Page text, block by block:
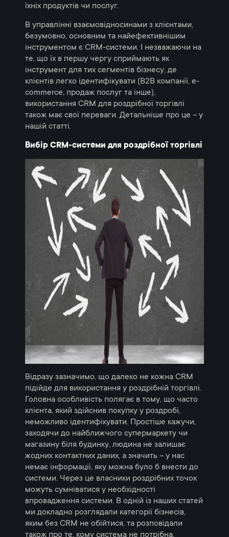
їхніх продуктів чи послуг.
В управлінні взаємовідносинами з клієнтами,
безумовно, основним та найефективнішим
інструментом є CRM-системи. І незважаючи на
те, що їх в першу чергу сприймають як
інструмент для тих сегментів бізнесу, де
клієнтів легко ідентифікувати (B2B компанії, e-
commerce, продаж послуг та інше),
використання CRM для роздрібної торгівлі
також має свої переваги. Детальніше про це – у
нашій статті.
Вибір CRM-системи для роздрібної торгівлі
Відразу зазначимо, що далеко не кожна CRM
підійде для використання у роздрібній торгівлі.
Головна особливість полягає в тому, що часто
клієнта, який здійснив покупку у роздробі,
неможливо ідентифікувати. Простіше кажучи,
заходячи до найближчого супермаркету чи
магазину біля будинку, людина не залишає
жодних контактних даних, а значить – у нас
немає інформації, яку можна було б внести до
системи. Через це власники роздрібних точок
можуть сумніватися у необхідності
впровадження системи. В одній із наших статей
ми докладно розглядали категорії бізнесів,
яким без CRM не обійтися, та розповідали
також про те, кому система не потрібна.